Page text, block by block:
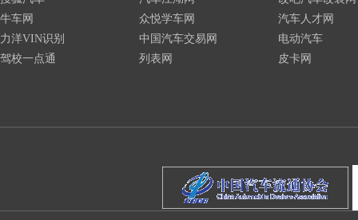
牛车网
力洋VIN识别
驾校一点通
众悦学车网
中国汽车交易网
列表网
汽车人才网
电动汽车
皮卡网